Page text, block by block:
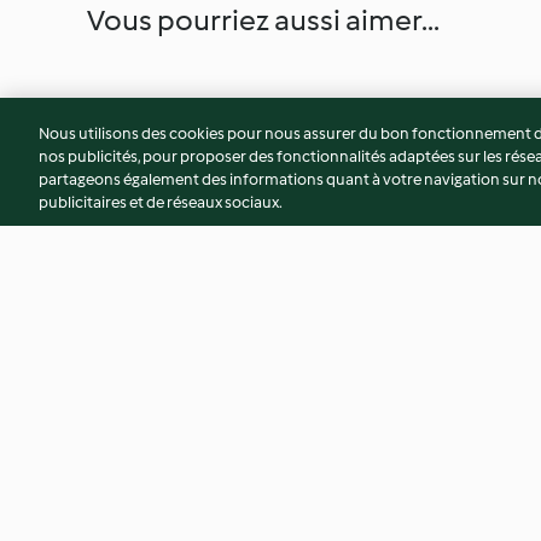
Vous pourriez aussi aimer...
Nous utilisons des cookies pour nous assurer du bon
nos publicités, pour proposer des fonctionnalités adaptées sur les
partageons également des informations quant à votre navigation sur
publicitaires et de réseaux sociaux.